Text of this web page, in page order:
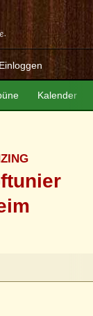
Einloggen
Kalender